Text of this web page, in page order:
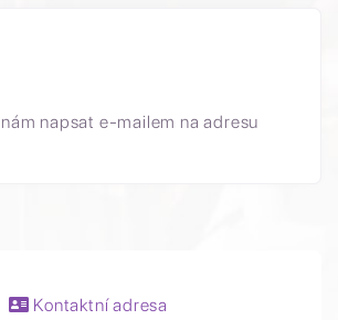
napsat e-mailem na adresu
Kontaktní adresa